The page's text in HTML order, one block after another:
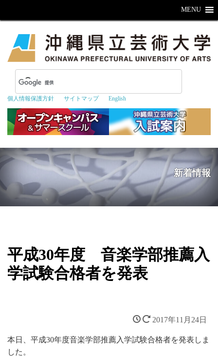
個人情報保護方針 サイトマップ English
MENU
新着情報
平成30年度 音楽学部推薦入
学試験合格者を発表
2017年11月24日
本日、平成30年度音楽学部推薦入学試験合格者を発表しま
した。